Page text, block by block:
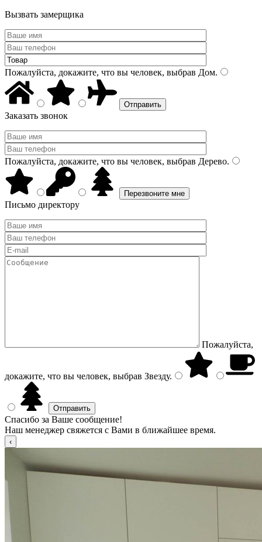
Вызвать замерщика
Пожалуйста, докажите, что вы человек, выбрав Дом.
Заказать звонок
Пожалуйста, докажите, что вы человек, выбрав Дерево.
Письмо директору
Пожалуйста,
докажите, что вы человек, выбрав Звезду.
Спасибо за Ваше сообщение!
Наш менеджер свяжется с Вами в ближайшее время.